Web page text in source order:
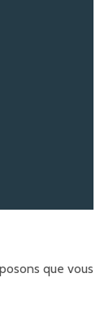
que vous